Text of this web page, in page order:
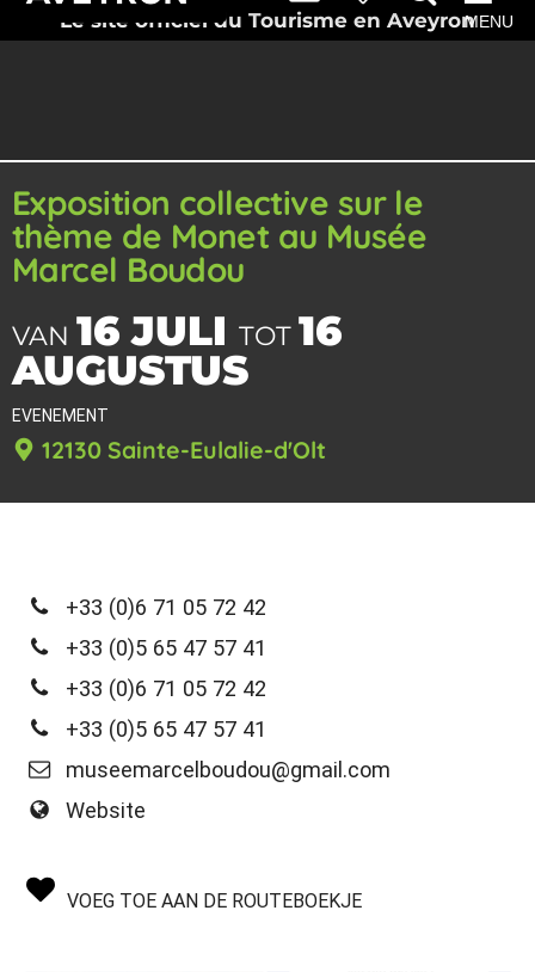
Le site officiel du Tourisme en AveyronMENU
Exposition collective sur le
thème de Monet au Musée
Marcel Boudou
VAN 16 JULI TOT 16
AUGUSTUS
EVENEMENT
12130 Sainte-Eulalie-d'Olt
+33 (0)6 71 05 72 42
+33 (0)5 65 47 57 41
+33 (0)6 71 05 72 42
+33 (0)5 65 47 57 41
museemarcelboudou@gmail.com
Website
VOEG TOE AAN DE ROUTEBOEKJE